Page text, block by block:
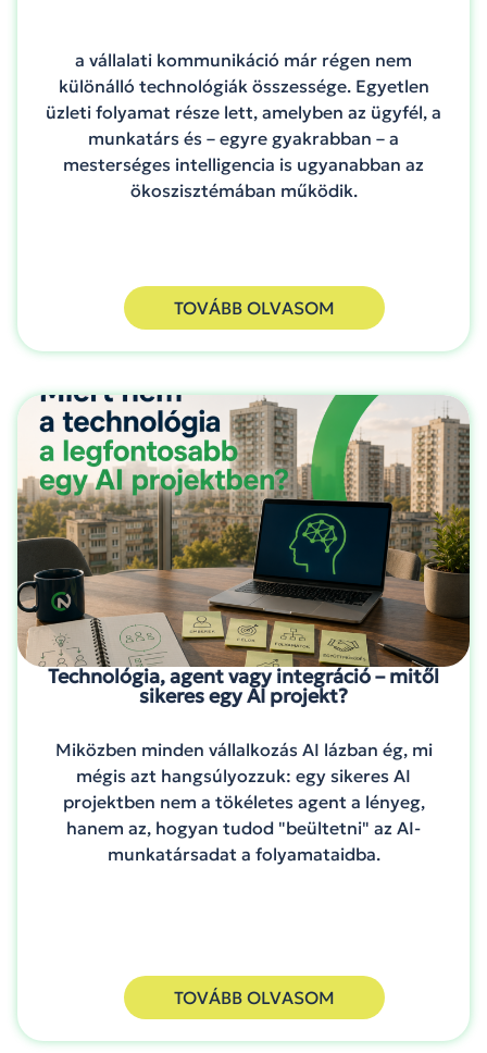
a vállalati kommunikáció már régen nem
különálló technológiák összessége. Egyetlen
üzleti folyamat része lett, amelyben az ügyfél, a
munkatárs és – egyre gyakrabban – a
mesterséges intelligencia is ugyanabban az
ökoszisztémában működik.
TOVÁBB OLVASOM
Technológia, agent vagy integráció – mitől
sikeres egy AI projekt?
Miközben minden vállalkozás AI lázban ég, mi
mégis azt hangsúlyozzuk: egy sikeres AI
projektben nem a tökéletes agent a lényeg,
hanem az, hogyan tudod "beültetni" az AI-
munkatársadat a folyamataidba.
TOVÁBB OLVASOM